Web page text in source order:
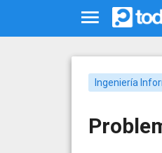
Ingeniería